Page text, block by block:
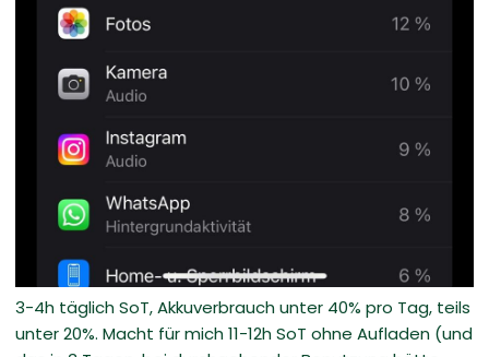
3-4h täglich SoT, Akkuverbrauch unter 40% pro Tag, teils
unter 20%. Macht für mich 11-12h SoT ohne Aufladen (und